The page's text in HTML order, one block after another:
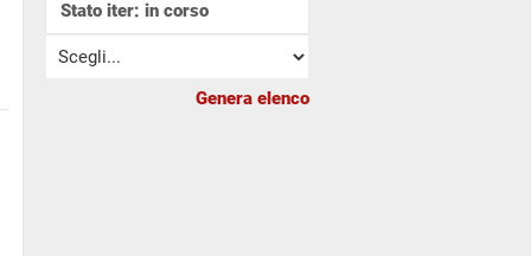
Stato iter: in corso